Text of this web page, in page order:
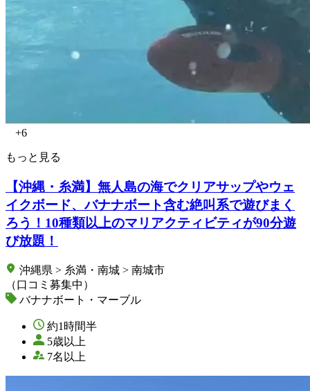
+6
もっと見る
【沖縄・糸満】無人島の海でクリアサップやウェ
イクボード、バナナボート含む絶叫系で遊びまく
ろう！10種類以上のマリアクティビティが90分遊
び放題！
沖縄県 > 糸満・南城 > 南城市
（口コミ募集中）
バナナボート・マーブル
約1時間半
5歳以上
7名以上